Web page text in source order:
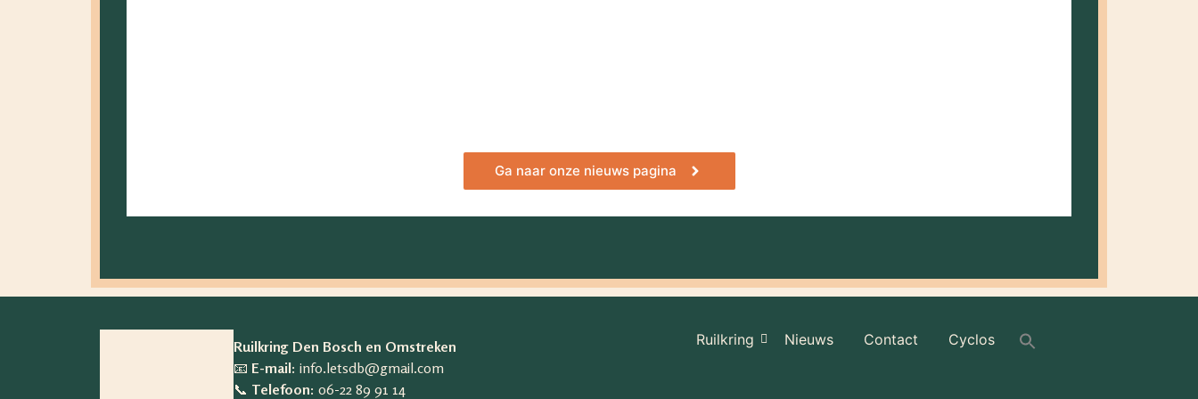
Ga naar onze nieuws pagina
Ruilkring Den Bosch en Omstreken
📧 E-mail: info.letsdb@gmail.com
📞 Telefoon: 06-22 89 91 14
Ruilkring Nieuws Contact Cyclos